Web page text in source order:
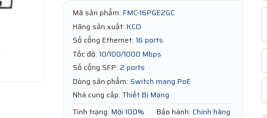
Mã sản phẩm: FMC-16PGE2GC
Hãng sản xuất: KCO
Số cổng Ethernet: 16 ports
Tốc độ: 10/100/1000 Mbps
Số cổng SFP: 2 ports
Dòng sản phẩm: Switch mang PoE
Nhà cung cấp: Thiết Bị Mạng
Tình trạng: Mới 100% Bảo hành: Chính hãng